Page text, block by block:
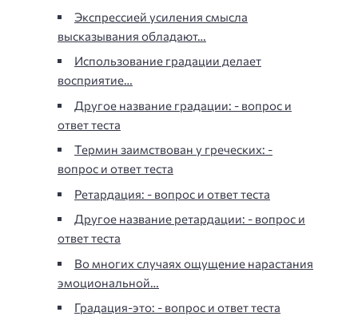
Экспрессией усиления смысла
высказывания обладают…
Использование градации делает
восприятие…
Другое название градации: - вопрос и
ответ теста
Термин заимствован у греческих: -
вопрос и ответ теста
Ретардация: - вопрос и ответ теста
Другое название ретардации: - вопрос и
ответ теста
Во многих случаях ощущение нарастания
эмоциональной…
Градация-это: - вопрос и ответ теста